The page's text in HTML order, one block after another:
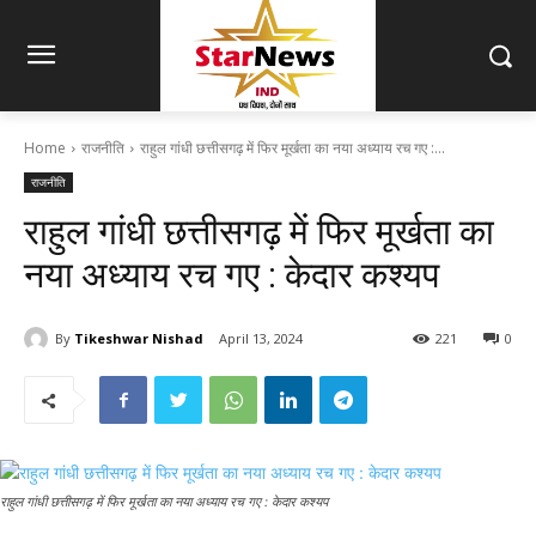
Home राजनीति राहुल गांधी छत्तीसगढ़ में फिर मूर्खता का नया अध्याय रच गए :...
राजनीति
राहुल गांधी छत्तीसगढ़ में फिर मूर्खता का
नया अध्याय रच गए : केदार कश्यप
By Tikeshwar Nishad April 13, 2024 0
221
राहुल गांधी छत्तीसगढ़ में फिर मूर्खता का नया अध्याय रच गए : केदार कश्यप